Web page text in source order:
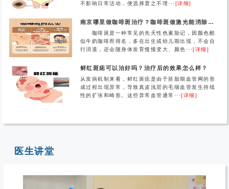
不影响日常活动，便选择置之不理···[详细]
南京哪里做咖啡斑治疗？咖啡斑做激光能消除吗？
咖啡斑是一种常见的先天性色素胎记，因颜色酷
似牛奶咖啡而得名，多在出生或幼儿期出现，不会自
行消退，还会随身体发育慢慢变大、颜色···[详细]
鲜红斑痣可以治好吗？治疗后的效果怎么样？
从发病机制来看，鲜红斑痣是由于胚胎期血管网的形
成过程出现异常，导致真皮浅层的毛细血管发生持续
性的扩张和畸形。这些异常血管通常···[详细]
医生讲堂